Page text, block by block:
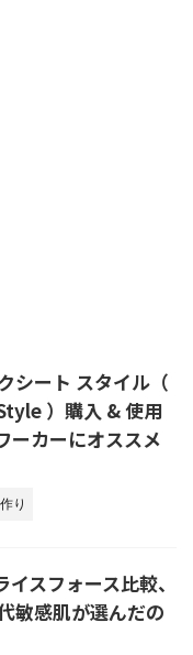
シート スタイル（
）購入 & 使用
ーカーにオススメ
り
スフォース比較、
敏感肌が選んだの